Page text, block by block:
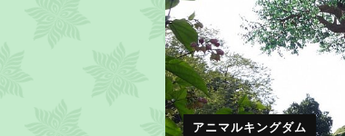
アニマルキングダム